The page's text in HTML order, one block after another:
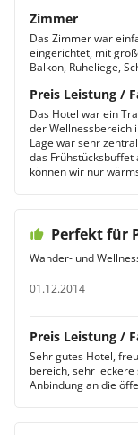
Zimmer
Das Zimmer war
eingerichtet, mit
Balkon, Ruheliege,
Preis Leistung /
Das Hotel war ein
der Wellnessbereich
Lage war sehr
das Frühstücksbuffet
können wir nur
Perfekt für
Wander- und
01.12.2014
Preis Leistung /
Sehr gutes Hotel,
bereich, sehr
Anbindung an die